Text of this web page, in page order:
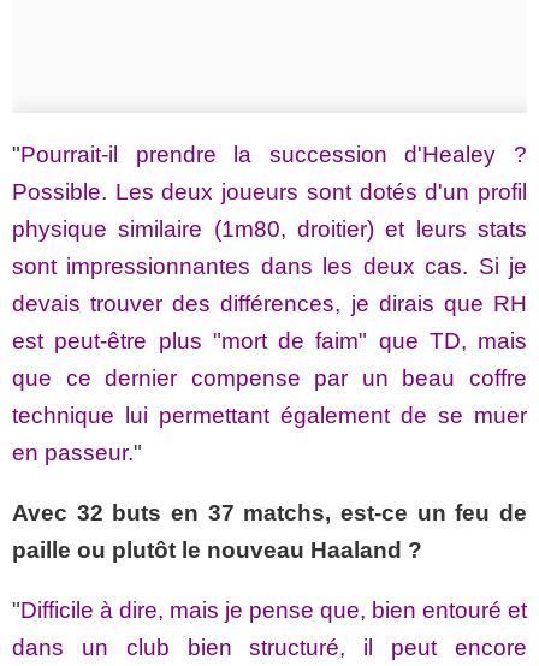
"Pourrait-il prendre la succession d'Healey ?
Possible. Les deux joueurs sont dotés d'un profil
physique similaire (1m80, droitier) et leurs stats
sont impressionnantes dans les deux cas. Si je
devais trouver des différences, je dirais que RH
est peut-être plus "mort de faim" que TD, mais
que ce dernier compense par un beau coffre
technique lui permettant également de se muer
en passeur."
Avec 32 buts en 37 matchs, est-ce un feu de
paille ou plutôt le nouveau Haaland ?
"Difficile à dire, mais je pense que, bien entouré et
dans un club bien structuré, il peut encore